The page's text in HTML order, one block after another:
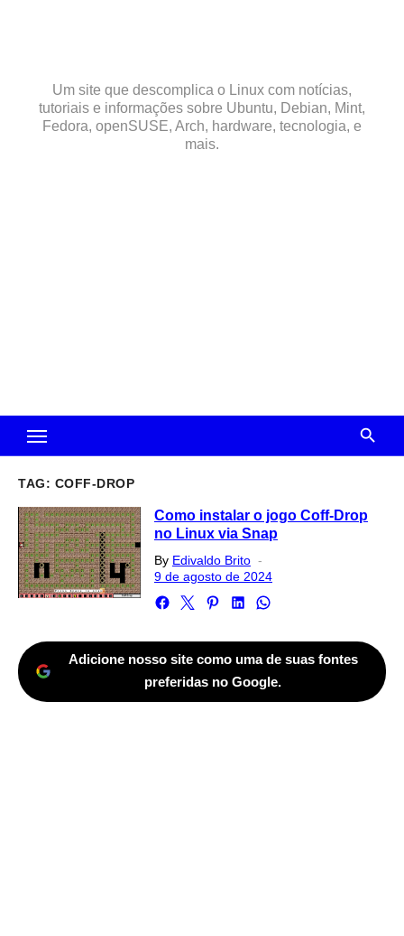
Um site que descomplica o Linux com notícias,
tutoriais e informações sobre Ubuntu, Debian, Mint,
Fedora, openSUSE, Arch, hardware, tecnologia, e
mais.
TAG: COFF-DROP
Como instalar o jogo Coff-Drop
no Linux via Snap
By Edivaldo Brito
on
9 de agosto de 2024
Adicione nosso site como uma de suas fontes
preferidas no Google.